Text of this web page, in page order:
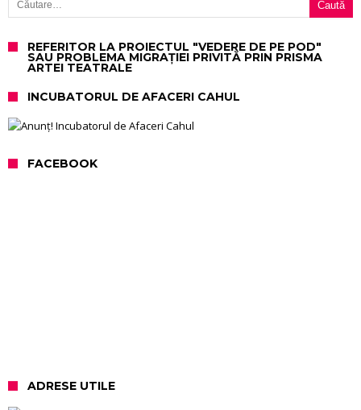
REFERITOR LA PROIECTUL "VEDERE DE PE POD"
SAU PROBLEMA MIGRAȚIEI PRIVITĂ PRIN PRISMA
ARTEI TEATRALE
INCUBATORUL DE AFACERI CAHUL
FACEBOOK
ADRESE UTILE